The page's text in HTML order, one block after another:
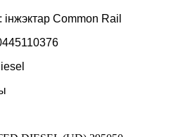
інжэктар Common Rail